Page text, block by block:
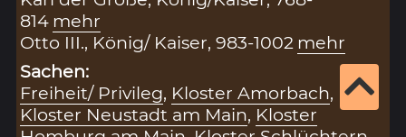
814 mehr
Otto III., König/ Kaiser, 983-1002 mehr
Sachen:
Freiheit/ Privileg, Kloster Amorbach,
Kloster Neustadt am Main, Kloster